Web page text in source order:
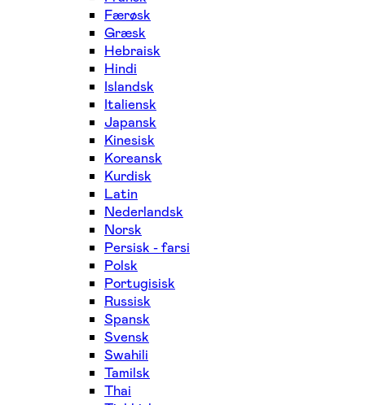
Færøsk
Græsk
Hebraisk
Hindi
Islandsk
Italiensk
Japansk
Kinesisk
Koreansk
Kurdisk
Latin
Nederlandsk
Norsk
Persisk - farsi
Polsk
Portugisisk
Russisk
Spansk
Svensk
Swahili
Tamilsk
Thai